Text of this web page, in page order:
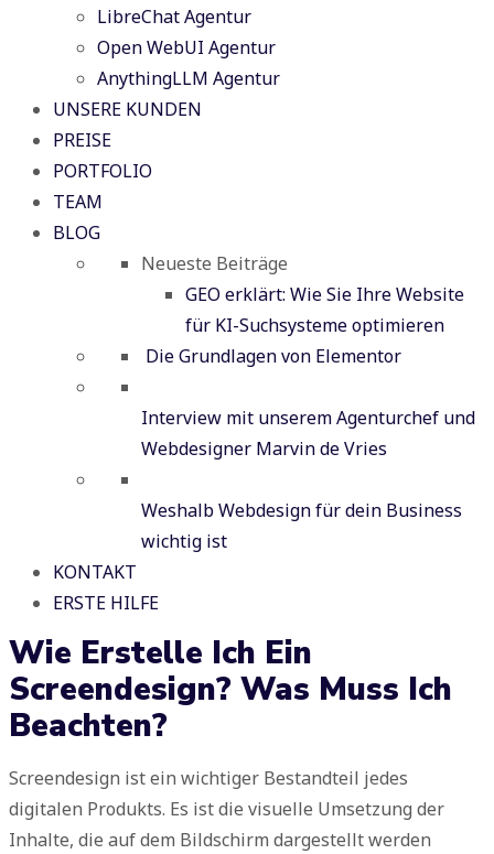
LibreChat Agentur
Open WebUI Agentur
AnythingLLM Agentur
UNSERE KUNDEN
PREISE
PORTFOLIO
TEAM
BLOG
Neueste Beiträge
GEO erklärt: Wie Sie Ihre Website
für KI-Suchsysteme optimieren
Die Grundlagen von Elementor
Interview mit unserem Agenturchef und
Webdesigner Marvin de Vries
Weshalb Webdesign für dein Business
wichtig ist
KONTAKT
ERSTE HILFE
Wie Erstelle Ich Ein
Screendesign? Was Muss Ich
Beachten?
Screendesign ist ein wichtiger Bestandteil jedes
digitalen Produkts. Es ist die visuelle Umsetzung der
Inhalte, die auf dem Bildschirm dargestellt werden